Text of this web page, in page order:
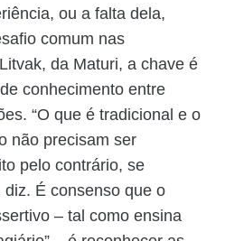
ou a falta dela,
comum nas
da Maturi, a chave é
conhecimento entre
“O que é tradicional e o
não precisam ser
pelo contrário, se
diz. É consenso que o
– tal como ensina